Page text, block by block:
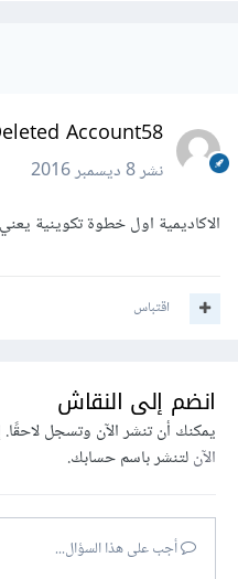
Account58
نشر8 ديسمبر 2016
الاكاديمية اول خطوة تكوينية
اقتباس
انضم إلى النقاش
يمكنك أن تنشر الآن وتسجل
الآنلتنشر باسم حسابك.
أجب على هذا السؤال...